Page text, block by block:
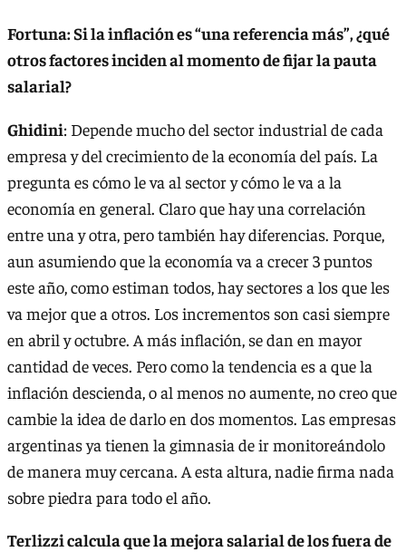
Fortuna: Si la inflación es “una referencia más”, ¿qué
otros factores inciden al momento de fijar la pauta
salarial?
Ghidini: Depende mucho del sector industrial de cada
empresa y del crecimiento de la economía del país. La
pregunta es cómo le va al sector y cómo le va a la
economía en general. Claro que hay una correlación
entre una y otra, pero también hay diferencias. Porque,
aun asumiendo que la economía va a crecer 3 puntos
este año, como estiman todos, hay sectores a los que les
va mejor que a otros. Los incrementos son casi siempre
en abril y octubre. A más inflación, se dan en mayor
cantidad de veces. Pero como la tendencia es a que la
inflación descienda, o al menos no aumente, no creo que
cambie la idea de darlo en dos momentos. Las empresas
argentinas ya tienen la gimnasia de ir monitoreándolo
de manera muy cercana. A esta altura, nadie firma nada
sobre piedra para todo el año.
Terlizzi calcula que la mejora salarial de los fuera de